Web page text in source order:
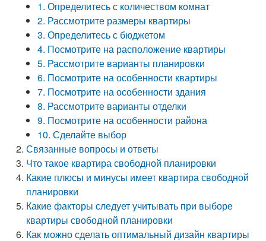
1. Определитесь с количеством комнат
2. Рассмотрите размеры квартиры
3. Определитесь с бюджетом
4. Посмотрите на расположение квартиры
5. Рассмотрите варианты планировки
6. Посмотрите на особенности квартиры
7. Посмотрите на особенности здания
8. Рассмотрите варианты отделки
9. Посмотрите на особенности района
10. Сделайте выбор
Связанные вопросы и ответы
Что такое квартира свободной планировки
Какие плюсы и минусы имеет квартира свободной
планировки
Какие факторы следует учитывать при выборе
квартиры свободной планировки
Как можно сделать оптимальный дизайн квартиры